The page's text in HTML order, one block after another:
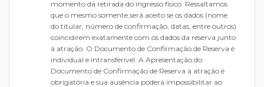
momento da retirada do ingresso físico. Ressaltamos
que o mesmo somente será aceito se os dados (nome
do titular, número de confirmação, datas, entre outros)
coincidirem exatamente com os dados da reserva junto
à atração. O Documento de Confirmação de Reserva é
individual e intransferível. A Apresentação do
Documento de Confirmação de Reserva à atração é
obrigatória e sua ausência poderá impossibilitar ao